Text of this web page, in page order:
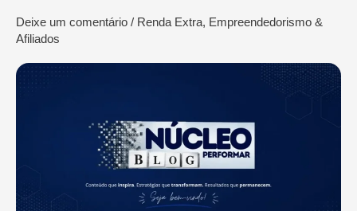
Deixe um comentário / Renda Extra, Empreendedorismo &
Afiliados